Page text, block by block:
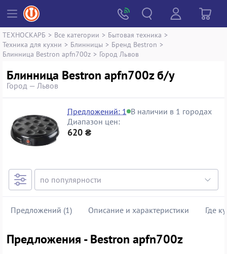
ТЕХНОСКАРБ > Все категории > Бытовая техника >
Техника для кухни > Блинницы > Бренд Bestron >
Блинница Bestron apfn700z > Город Львов
Блинница Bestron apfn700z б/у
Город — Львов
Предложений: 1 В наличии в 1 городах
Диапазон цен:
620 ₴
Предложений (1) Описание и характеристики Где
Предложения - Bestron apfn700z